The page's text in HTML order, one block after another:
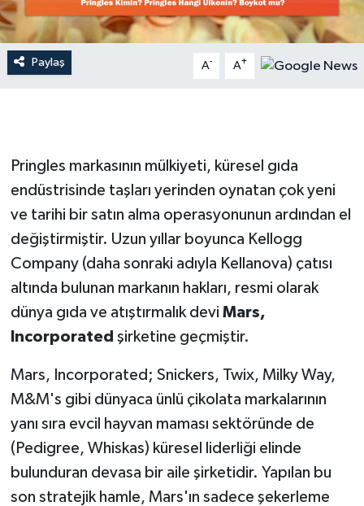
Paylaş A- A+
Pringles markasının mülkiyeti, küresel gıda
endüstrisinde taşları yerinden oynatan çok yeni
ve tarihi bir satın alma operasyonunun ardından el
değiştirmiştir. Uzun yıllar boyunca Kellogg
Company (daha sonraki adıyla Kellanova) çatısı
altında bulunan markanın hakları, resmi olarak
dünya gıda ve atıştırmalık devi Mars,
Incorporated şirketine geçmiştir.
Mars, Incorporated; Snickers, Twix, Milky Way,
M&M's gibi dünyaca ünlü çikolata markalarının
yanı sıra evcil hayvan maması sektöründe de
(Pedigree, Whiskas) küresel liderliği elinde
bulunduran devasa bir aile şirketidir. Yapılan bu
son stratejik hamle, Mars'ın sadece şekerleme